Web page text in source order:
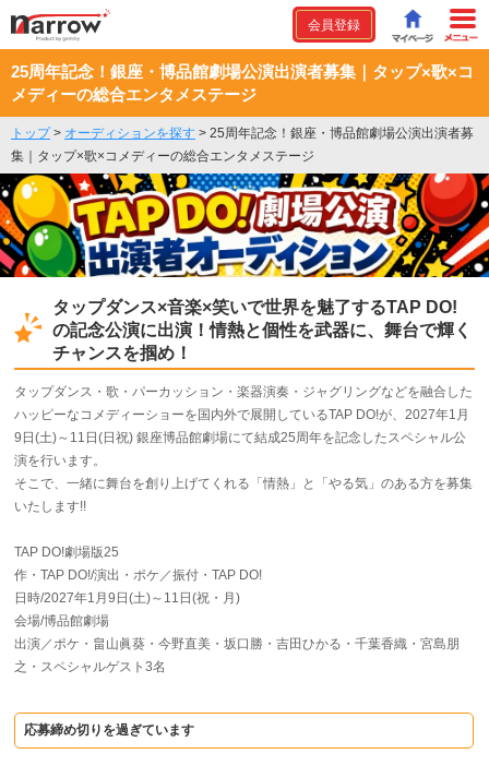
会員登録
25周年記念！銀座・博品館劇場公演出演者募集｜タップ×歌×コ
メディーの総合エンタメステージ
トップ> オーディションを探す > 25周年記念！銀座・博品館劇場公演出演者募
集｜タップ×歌×コメディーの総合エンタメステージ
タップダンス×音楽×笑いで世界を魅了するTAP DO!
の記念公演に出演！情熱と個性を武器に、舞台で輝く
チャンスを掴め！
タップダンス・歌・パーカッション・楽器演奏・ジャグリングなどを融合した
ハッピーなコメディーショーを国内外で展開しているTAP DO!が、2027年1月
9日(土)～11日(日祝) 銀座博品館劇場にて結成25周年を記念したスペシャル公
演を行います。
そこで、一緒に舞台を創り上げてくれる「情熱」と「やる気」のある方を募集
いたします!!
TAP DO!劇場版25
作・TAP DO!/演出・ポケ／振付・TAP DO!
日時/2027年1月9日(土)～11日(祝・月)
会場/博品館劇場
出演／ポケ・畠山眞葵・今野直美・坂口勝・吉田ひかる・千葉香織・宮島朋
之・スペシャルゲスト3名
応募締め切りを過ぎています